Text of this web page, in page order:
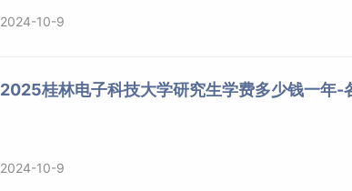
2024-10-9
2025桂林电子科技大学研究生学费多少钱一年-
2024-10-9